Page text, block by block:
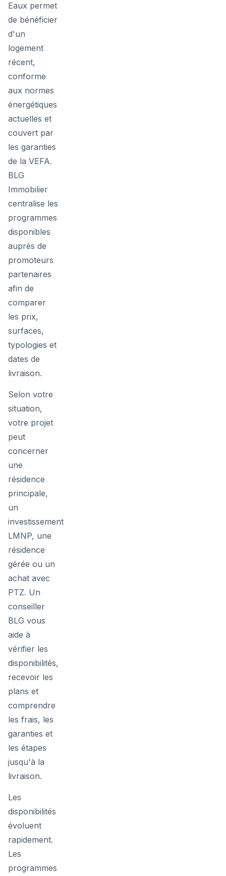
Eaux permet
de bénéficier
d'un
logement
récent,
conforme
aux normes
énergétiques
actuelles et
couvert par
les garanties
de la VEFA.
BLG
Immobilier
centralise les
programmes
disponibles
auprès de
promoteurs
partenaires
afin de
comparer
les prix,
surfaces,
typologies et
dates de
livraison.
Selon votre
situation,
votre projet
peut
concerner
une
résidence
principale,
un
investissement
LMNP, une
résidence
gérée ou un
achat avec
PTZ. Un
conseiller
BLG vous
aide à
vérifier les
disponibilités,
recevoir les
plans et
comprendre
les frais, les
garanties et
les étapes
jusqu'à la
livraison.
Les
disponibilités
évoluent
rapidement.
Les
programmes